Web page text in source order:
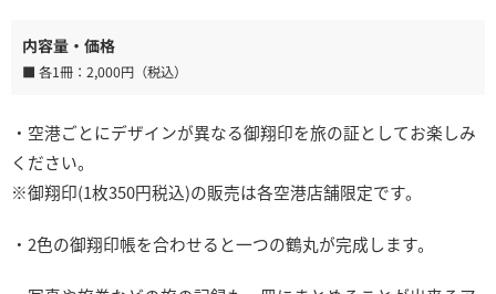
内容量・価格
■ 各1冊： 2,000円（税込）
・空港ごとにデザインが異なる御翔印を旅の証としてお楽しみ
ください。
※御翔印(1枚350円税込)の販売は各空港店舗限定です。
・2色の御翔印帳を合わせると一つの鶴丸が完成します。